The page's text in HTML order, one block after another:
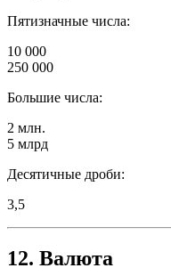
Пятизначные числа:
10 000
250 000
Большие числа:
2 млн.
5 млрд
Десятичные дроби:
3,5
12. Валюта